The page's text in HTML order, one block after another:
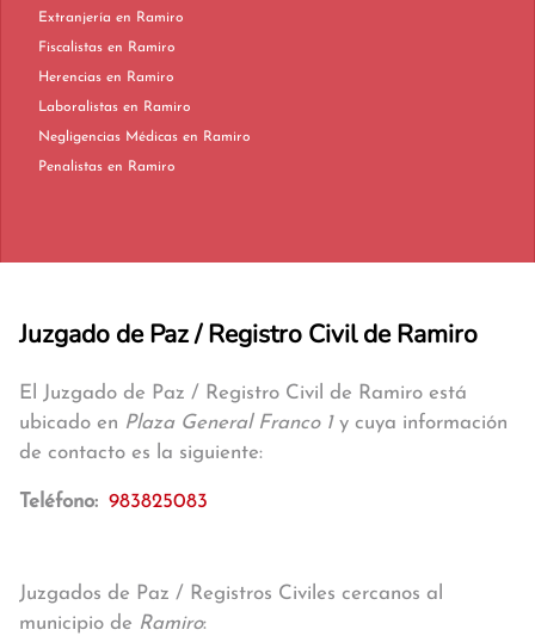
Extranjería en Ramiro
Fiscalistas en Ramiro
Herencias en Ramiro
Laboralistas en Ramiro
Negligencias Médicas en Ramiro
Penalistas en Ramiro
Juzgado de Paz / Registro Civil de Ramiro
El Juzgado de Paz / Registro Civil de Ramiro está
ubicado en Plaza General Franco 1y cuya información
de contacto es la siguiente:
Teléfono: 983825083
Juzgados de Paz / Registros Civiles cercanos al
municipio de Ramiro: